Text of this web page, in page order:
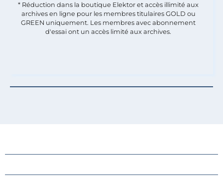
* Réduction dans la boutique Elektor et accès illimité aux
archives en ligne pour les membres titulaires GOLD ou
GREEN uniquement. Les membres avec abonnement
d'essai ont un accès limité aux archives.